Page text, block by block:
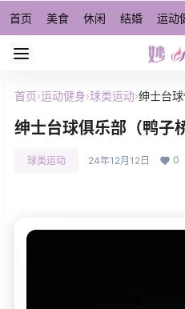
首页 美食 休闲 结婚 运动
首页›运动健身›球类运动›绅士台球
绅士台球俱乐部（鸭子
球类运动 24年12月12日 0